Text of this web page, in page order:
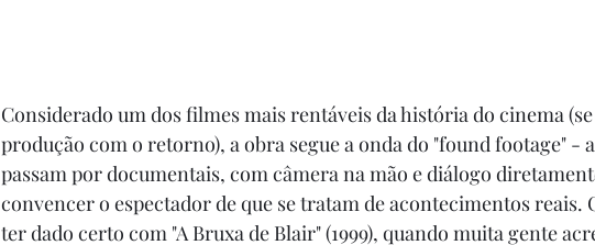
Considerado um dos filmes mais rentáveis da história do cinema
produção com o retorno), a obra segue a onda do "found footage" -
passam por documentais, com câmera na mão e diálogo
convencer o espectador de que se tratam de acontecimentos reais.
ter dado certo com "A Bruxa de Blair" (1999), quando muita gente